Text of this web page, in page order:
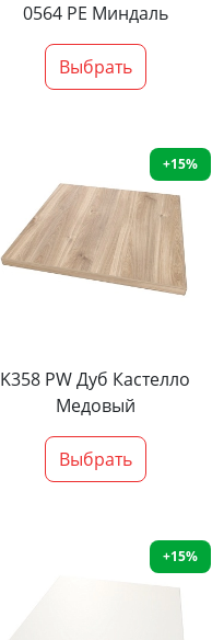
0564 PE Миндаль
Выбрать
+15%
K358 PW Дуб Кастелло
Медовый
Выбрать
+15%